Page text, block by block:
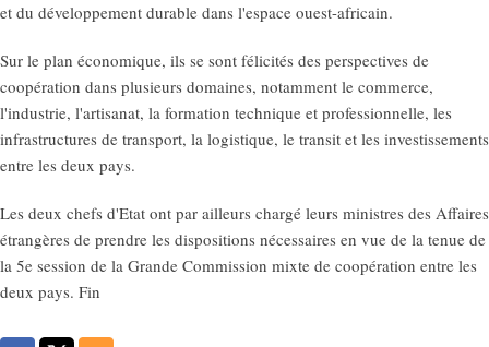
et du développement durable dans l'espace ouest-africain.
Sur le plan économique, ils se sont félicités des perspectives de
coopération dans plusieurs domaines, notamment le commerce,
l'industrie, l'artisanat, la formation technique et professionnelle, les
infrastructures de transport, la logistique, le transit et les investissements
entre les deux pays.
Les deux chefs d'Etat ont par ailleurs chargé leurs ministres des Affaires
étrangères de prendre les dispositions nécessaires en vue de la tenue de
la 5e session de la Grande Commission mixte de coopération entre les
deux pays. Fin